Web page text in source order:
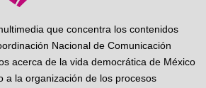
que concentra los contenidos
Nacional de Comunicación
acerca de la vida democrática de México
a la organización de los procesos